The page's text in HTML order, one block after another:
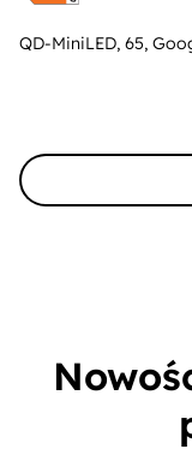
QD-MiniLED, 65,